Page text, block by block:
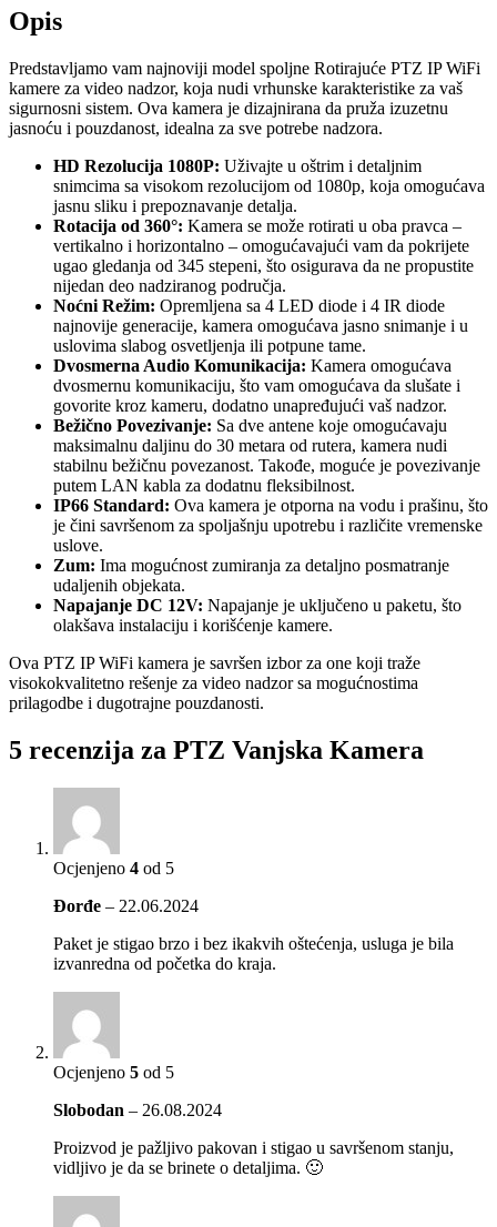
Opis
Predstavljamo vam najnoviji model spoljne Rotirajuće PTZ IP WiFi
kamere za video nadzor, koja nudi vrhunske karakteristike za vaš
sigurnosni sistem. Ova kamera je dizajnirana da pruža izuzetnu
jasnoću i pouzdanost, idealna za sve potrebe nadzora.
HD Rezolucija 1080P: Uživajte u oštrim i detaljnim
snimcima sa visokom rezolucijom od 1080p, koja omogućava
jasnu sliku i prepoznavanje detalja.
Rotacija od 360°: Kamera se može rotirati u oba pravca –
vertikalno i horizontalno – omogućavajući vam da pokrijete
ugao gledanja od 345 stepeni, što osigurava da ne propustite
nijedan deo nadziranog područja.
Noćni Režim: Opremljena sa 4 LED diode i 4 IR diode
najnovije generacije, kamera omogućava jasno snimanje i u
uslovima slabog osvetljenja ili potpune tame.
Dvosmerna Audio Komunikacija: Kamera omogućava
dvosmernu komunikaciju, što vam omogućava da slušate i
govorite kroz kameru, dodatno unapređujući vaš nadzor.
Bežično Povezivanje: Sa dve antene koje omogućavaju
maksimalnu daljinu do 30 metara od rutera, kamera nudi
stabilnu bežičnu povezanost. Takođe, moguće je povezivanje
putem LAN kabla za dodatnu fleksibilnost.
IP66 Standard: Ova kamera je otporna na vodu i prašinu, što
je čini savršenom za spoljašnju upotrebu i različite vremenske
uslove.
Zum: Ima mogućnost zumiranja za detaljno posmatranje
udaljenih objekata.
Napajanje DC 12V: Napajanje je uključeno u paketu, što
olakšava instalaciju i korišćenje kamere.
Ova PTZ IP WiFi kamera je savršen izbor za one koji traže
visokokvalitetno rešenje za video nadzor sa mogućnostima
prilagodbe i dugotrajne pouzdanosti.
5 recenzija za PTZ Vanjska Kamera
Ocjenjeno 4 od 5
Đorđe – 22.06.2024
Paket je stigao brzo i bez ikakvih oštećenja, usluga je bila
izvanredna od početka do kraja.
Ocjenjeno 5 od 5
Slobodan – 26.08.2024
Proizvod je pažljivo pakovan i stigao u savršenom stanju,
vidljivo je da se brinete o detaljima. 🙂